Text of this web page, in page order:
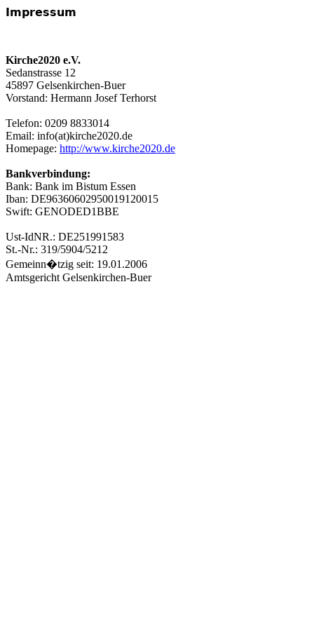
Impressum
Kirche2020 e.V.
Sedanstrasse 12
45897 Gelsenkirchen-Buer
Vorstand: Hermann Josef Terhorst
Telefon: 0209 8833014
Email: info(at)kirche2020.de
Homepage: http://www.kirche2020.de
Bankverbindung:
Bank: Bank im Bistum Essen
Iban: DE96360602950019120015
Swift: GENODED1BBE
Ust-IdNR.: DE251991583
St.-Nr.: 319/5904/5212
Gemeinn�tzig seit: 19.01.2006
Amtsgericht Gelsenkirchen-Buer